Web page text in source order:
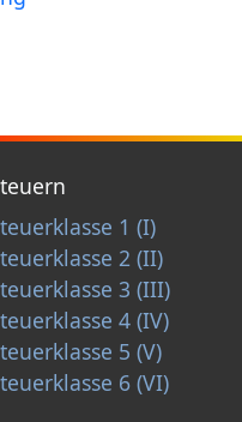
1 (I)
2 (II)
3 (III)
4 (IV)
5 (V)
6 (VI)